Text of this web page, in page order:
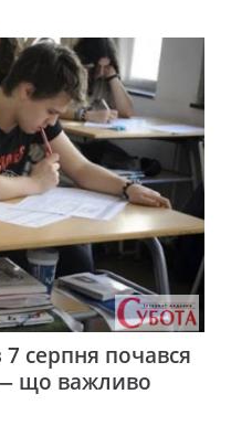
серпня почався
— що важливо